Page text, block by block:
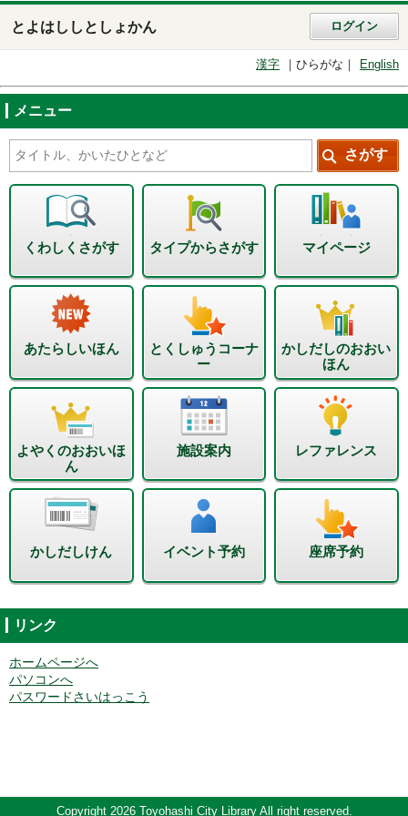
とよはししとしょかん ログイン
漢字 ひらがな English
メニュー
くわしくさがす タイプからさがす マイページ
あたらしいほん
とくしゅうコーナ
ー
かしだしのおおい
ほん
よやくのおおいほ
ん
施設案内 レファレンス
かしだしけん イベント予約 座席予約
リンク
ホームページへ
パソコンへ
パスワードさいはっこう
Copyright 2026 Toyohashi City Library All right reserved.